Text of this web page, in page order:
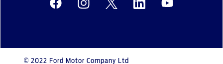
© 2022 Ford Motor Company Ltd